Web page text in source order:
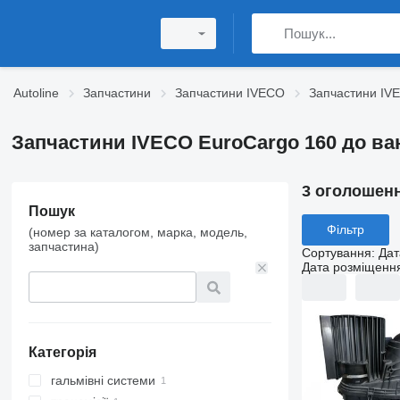
Autoline Запчастини Запчастини IVECO Запчастини
Запчастини IVECO EuroCargo 160 до
Пошук
(номер за каталогом, марка, модель,
запчастина)
Категорія
гальмівні системи
3
Фільтр
Сортування:
Дата